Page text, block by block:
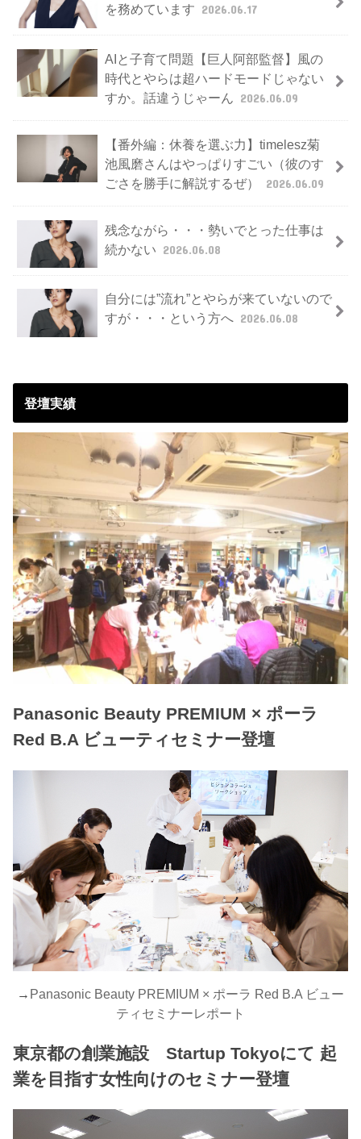
を務めています 2026.06.17
AIと子育て問題【巨人阿部監督】風の
時代とやらは超ハードモードじゃない
すか。話違うじゃーん 2026.06.09
【番外編：休養を選ぶ力】timelesz菊
池風磨さんはやっぱりすごい（彼のす
ごさを勝手に解説するぜ）
2026.06.09
残念ながら・・・勢いでとった仕事は
続かない 2026.06.08
自分には”流れ”とやらが来ていないので
すが・・・という方へ 2026.06.08
登壇実績
Panasonic Beauty PREMIUM × ポーラ
Red B.A ビューティセミナー登壇
→ Panasonic Beauty PREMIUM × ポーラ Red B.A ビュー
ティセミナーレポート
東京都の創業施設 Startup Tokyoにて 起
業を目指す女性向けのセミナー登壇